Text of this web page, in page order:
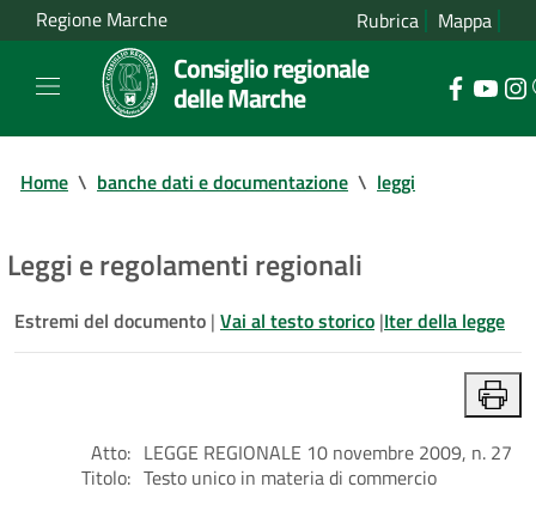
Regione Marche Rubrica Mappa
Consiglio regionale
delle Marche
Home \ banche dati e documentazione \ leggi
Leggi e regolamenti regionali
Estremi del documento | Vai al testo storico |Iter della legge
Atto: LEGGE REGIONALE 10 novembre 2009, n. 27
Titolo: Testo unico in materia di commercio